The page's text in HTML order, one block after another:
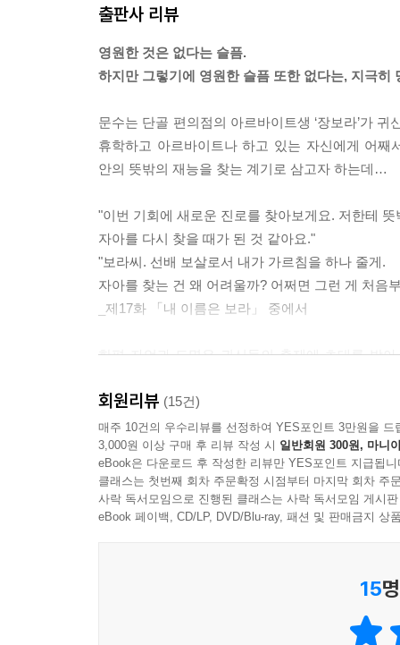
출판사 리뷰
영원한 것은 없다는 슬픔.
하지만 그렇기에 영원한 슬픔 또한 없다는, 지극히
문수는 단골 편의점의 아르바이트생 ‘장보라’가
휴학하고 아르바이트나 하고 있는 자신에게 어
안의 뜻밖의 재능을 찾는 계기로 삼고자 하는데…
"이번 기회에 새로운 진로를 찾아보게요. 저한테
자아를 다시 찾을 때가 된 것 같아요."
"보라씨. 선배 보살로서 내가 가르침을 하나 줄게.
자아를 찾는 건 왜 어려울까? 어쩌면 그런 게 처음
_제17화 「내 이름은 보라」 중에서
한편 자언과 도명은 귀신들의 축제에 초대를 받
"내는… 살아 있어서 좋은 거 같다. 제대로 살아볼
근데 일 년은 너무 짧은 거 있제… 시간이 가는 게
"그건 안 돼. 그런 마음은 잘못됐어. 넌 극락에 가야
너 같은 사람은 행복해져야 돼. 난 박자언 네가 힘
_제18화 「어두운 밤의 축제」 중에서
하지만 서로를 향한 마음을 확인한 두 사람은 이
『극락왕생』 속 찬란한 밤의 이야기를 만나보자.
회원리뷰 (15건)
매주 10건의 우수리뷰를 선정하여 YES포인트 3만원을 드
3,000원 이상 구매 후 리뷰 작성 시 일반회원 300원, 마니
eBook은 다운로드 후 작성한 리뷰만 YES포인트 지급됩니
클래스는 첫번째 회차 주문확정 시점부터 마지막 회차 주
사락 독서모임으로 진행된 클래스는 사락 독서모임 게시
eBook 페이백, CD/LP, DVD/Blu-ray, 패션 및 판매금지 상
15